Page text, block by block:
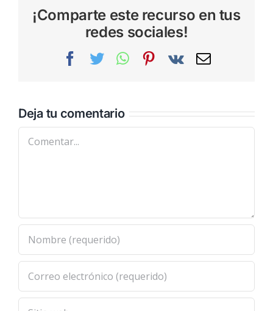
¡Comparte este recurso en tus
redes sociales!
Facebook
TwitterWhatsAppPinterest
Vk
Correo
Deja tu comentario
Comentar